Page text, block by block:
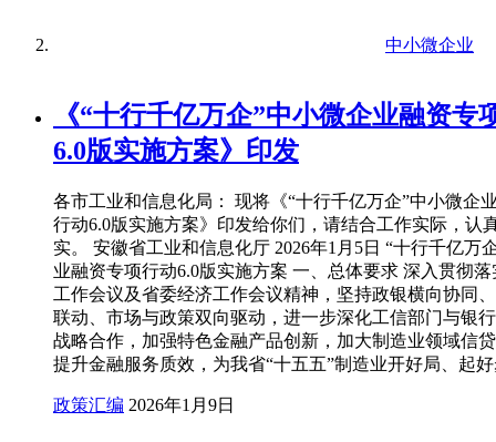
中小微企业
《“十行千亿万企”中小微企业融资专
6.0版实施方案》印发
各市工业和信息化局： 现将《“十行千亿万企”中小微企
行动6.0版实施方案》印发给你们，请结合工作实际，认
实。 安徽省工业和信息化厅 2026年1月5日 “十行千亿万
业融资专项行动6.0版实施方案 一、总体要求 深入贯彻
工作会议及省委经济工作会议精神，坚持政银横向协同
联动、市场与政策双向驱动，进一步深化工信部门与银
战略合作，加强特色金融产品创新，加大制造业领域信
提升金融服务质效，为我省“十五五”制造业开好局、起
政策汇编 2026年1月9日